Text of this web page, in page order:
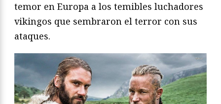
temor en Europa a los temibles luchadores
vikingos que sembraron el terror con sus
ataques.